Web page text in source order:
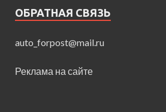
ОБРАТНАЯ СВЯЗЬ
auto_forpost@mail.ru
Реклама на сайте